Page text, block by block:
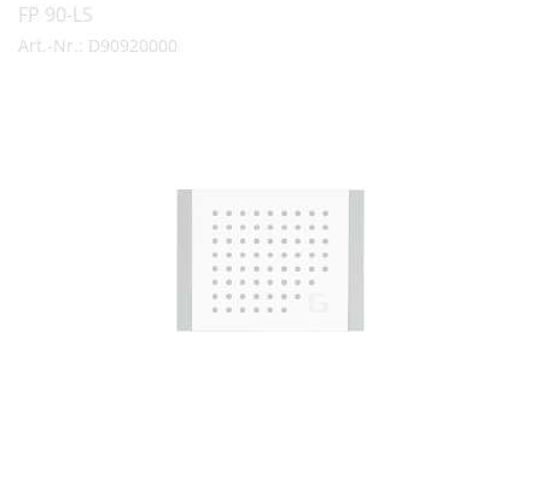
FP 90-LS
Art.-Nr.: D90920000